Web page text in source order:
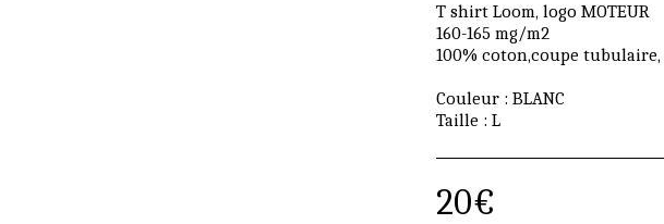
T shirt Loom, logo MOTEUR
160-165 mg/m2
100% coton,coupe
Couleur : BLANC
Taille : L
20€